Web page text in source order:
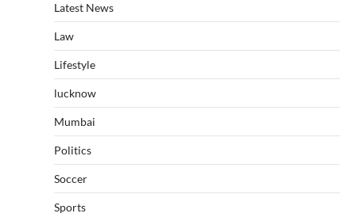
Latest News
Law
Lifestyle
lucknow
Mumbai
Politics
Soccer
Sports